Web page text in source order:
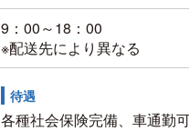
9：00～18：00
※配送先により異なる
待遇
各種社会保険完備、車通勤